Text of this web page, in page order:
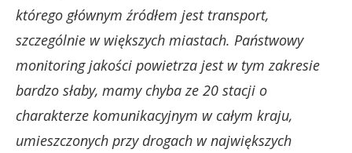
którego głównym źródłem jest transport,
szczególnie w większych miastach. Państwowy
monitoring jakości powietrza jest w tym zakresie
bardzo słaby, mamy chyba ze 20 stacji o
charakterze komunikacyjnym w całym kraju,
umieszczonych przy drogach w największych